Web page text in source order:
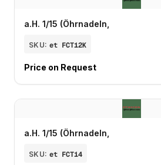
a.H. 1/15 (Öhrnadeln,
SKU: et FCT12K
Price on Request
a.H. 1/15 (Öhrnadeln,
SKU: et FCT14